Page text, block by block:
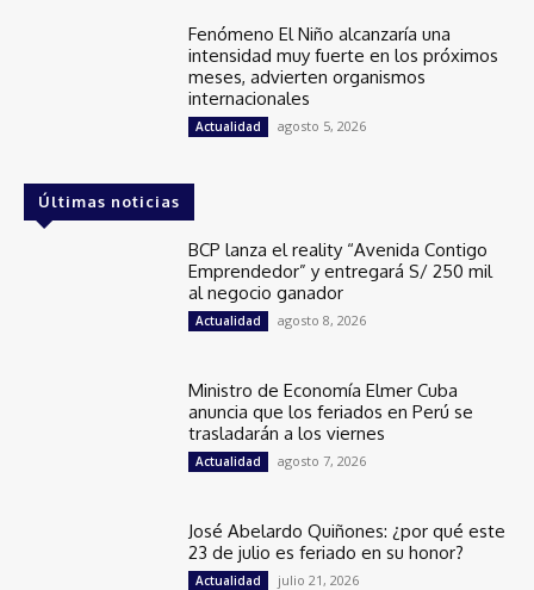
Fenómeno El Niño alcanzaría una
intensidad muy fuerte en los próximos
meses, advierten organismos
internacionales
Actualidad agosto 5, 2026
Últimas noticias
BCP lanza el reality “Avenida Contigo
Emprendedor” y entregará S/ 250 mil
al negocio ganador
Actualidad agosto 8, 2026
Ministro de Economía Elmer Cuba
anuncia que los feriados en Perú se
trasladarán a los viernes
Actualidad agosto 7, 2026
José Abelardo Quiñones: ¿por qué este
23 de julio es feriado en su honor?
Actualidad julio 21, 2026